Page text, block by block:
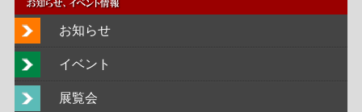
お知らせ
イベント
展覧会